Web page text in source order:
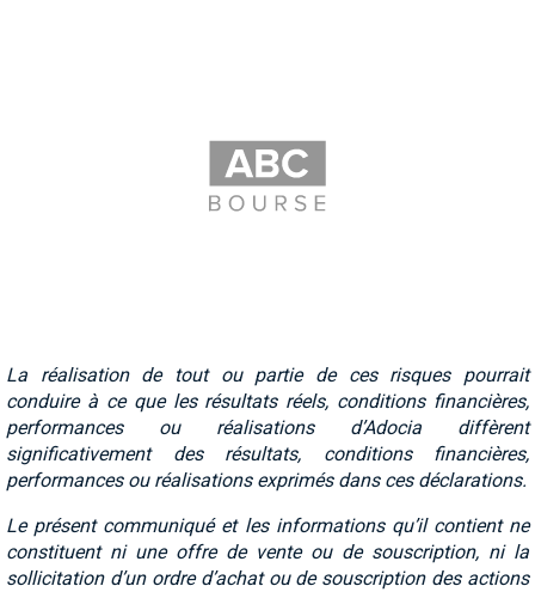
La réalisation de tout ou partie de ces risques pourrait
conduire à ce que les résultats réels, conditions financières,
performances ou réalisations d’Adocia diffèrent
significativement des résultats, conditions financières,
performances ou réalisations exprimés dans ces déclarations.
Le présent communiqué et les informations qu’il contient ne
constituent ni une offre de vente ou de souscription, ni la
sollicitation d’un ordre d’achat ou de souscription des actions